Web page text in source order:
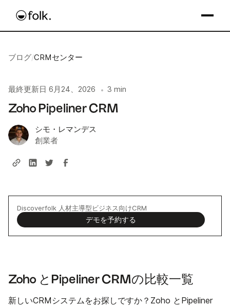
ブログ/CRMセンター
最終更新日 6月24、2026 • 3 min
Zoho Pipeliner CRM
シモ・レマンデス
創業者
Discoverfolk 人材主導型ビジネス向けCRM
デモを予約する
Zoho とPipeliner CRMの比較一覧
新しいCRMシステムをお探しですか？Zoho とPipeliner